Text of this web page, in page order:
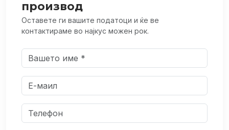
производ
Оставете ги вашите податоци и ќе ве
контактираме во најкус можен рок.